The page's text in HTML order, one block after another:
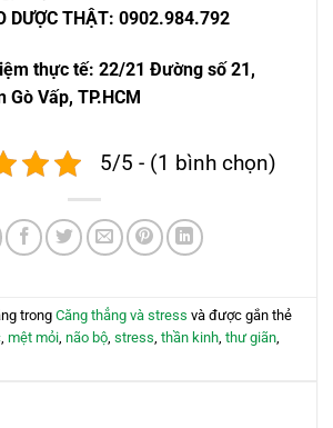
DƯỢC THẬT: 0902.984.792
thực tế: 22/21 Đường số 21,
Gò Vấp, TP.HCM
5/5 - (1 bình chọn)
trongCăng thẳng và stress và được gắn thẻ
,mệt mỏi,não bộ,stress,thần kinh,thư giãn,